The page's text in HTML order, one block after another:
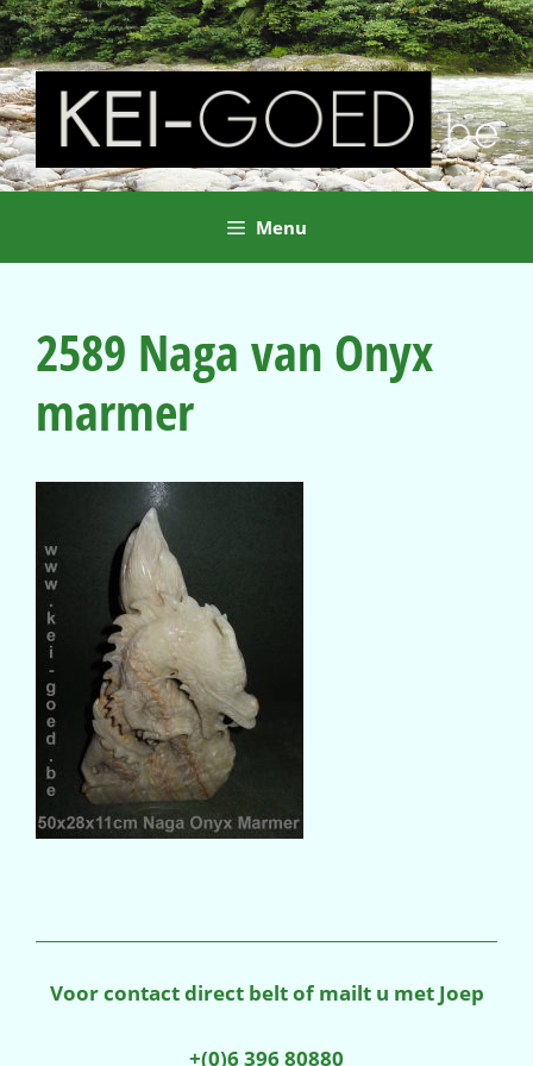
Ga
naar
de
inhoud
Menu
2589 Naga van Onyx
marmer
Voor contact direct belt of mailt u met Joep
+(0)6 396 80880